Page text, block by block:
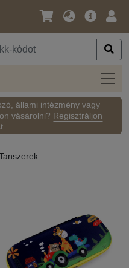
Nyelv
Pénznem
Fő
állami intézmény vagy
vásárolni? Regisztráljon